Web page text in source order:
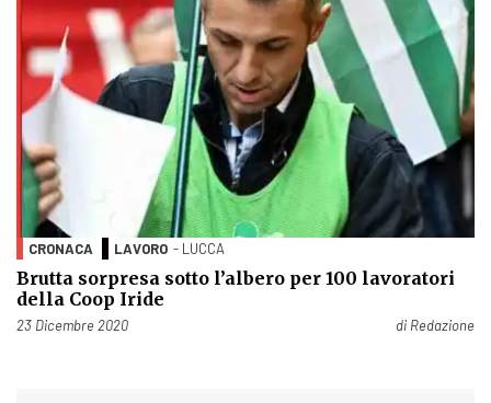
CRONACA LAVORO - LUCCA
Brutta sorpresa sotto l’albero per 100 lavoratori
della Coop Iride
Pubblicato il
23 Dicembre 2020 di Redazione